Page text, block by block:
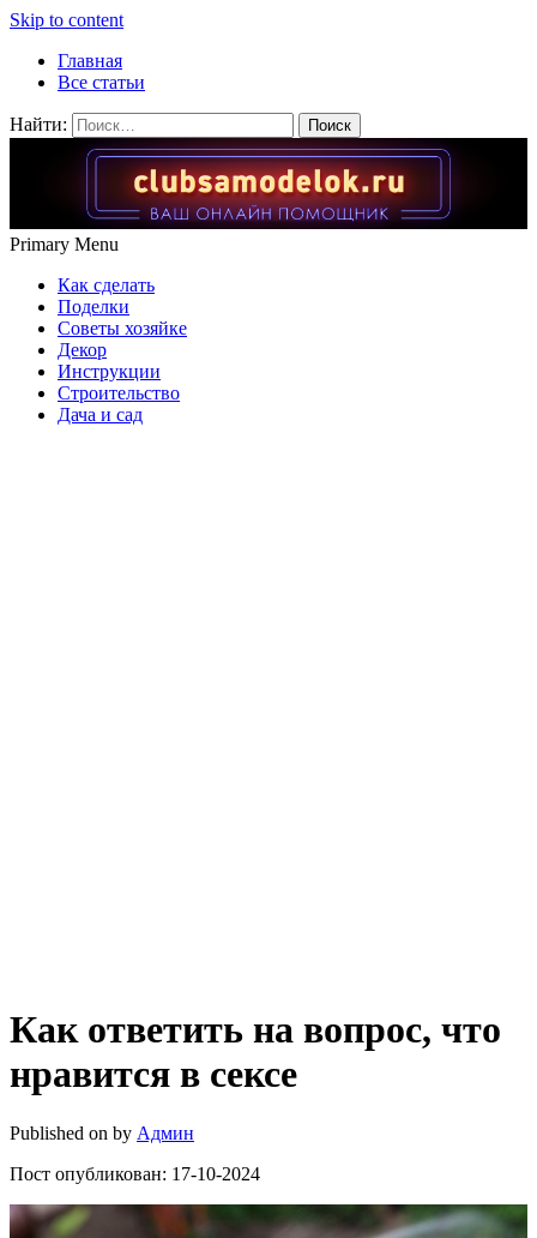
Skip to content
Главная
Все статьи
Найти:
Primary Menu
Как сделать
Поделки
Советы хозяйке
Декор
Инструкции
Строительство
Дача и сад
Как ответить на вопрос, что
нравится в сексе
Published on by Админ
Пост опубликован: 17-10-2024